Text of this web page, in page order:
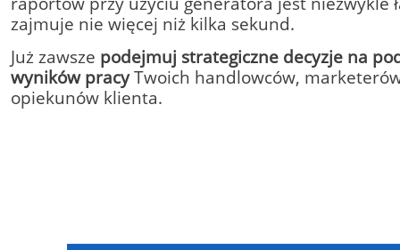
zajmuje nie więcej niż kilka sekund.
Już zawsze podejmuj strategiczne decyzje na
wyników pracyTwoich handlowców,
opiekunów klienta.